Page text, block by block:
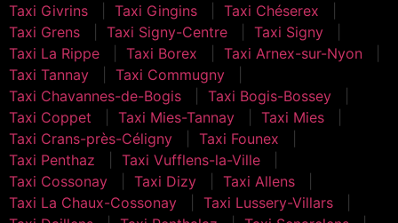
Taxi Givrins
Taxi Gingins
Taxi Chéserex
Taxi Grens
Taxi Signy-Centre
Taxi Signy
Taxi La Rippe
Taxi Borex
Taxi Arnex-sur-Nyon
Taxi Tannay
Taxi Commugny
Taxi Chavannes-de-Bogis
Taxi Bogis-Bossey
Taxi Coppet
Taxi Mies-Tannay
Taxi Mies
Taxi Crans-près-Céligny
Taxi Founex
Taxi Penthaz
Taxi Vufflens-la-Ville
Taxi Cossonay
Taxi Dizy
Taxi Allens
Taxi La Chaux-Cossonay
Taxi Lussery-Villars